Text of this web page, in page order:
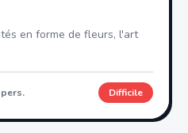
en forme de fleurs, l'art
pers. Difficile